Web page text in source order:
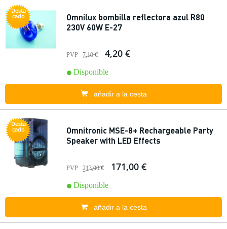
Desta
cado
Omnilux bombilla reflectora azul R80
230V 60W E-27
PVP 7,10 € 4,20 €
Disponible
añadir a la cesta
Desta
cado
Omnitronic MSE-8+ Rechargeable Party
Speaker with LED Effects
PVP 213,00 € 171,00 €
Disponible
añadir a la cesta